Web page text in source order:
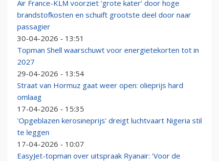
Air France-KLM voorziet ‘grote kater’ door hoge
brandstofkosten en schuift grootste deel door naar
passagier
30-04-2026 - 13:51
Topman Shell waarschuwt voor energietekorten tot in
2027
29-04-2026 - 13:54
Straat van Hormuz gaat weer open: olieprijs hard
omlaag
17-04-2026 - 15:35
'Opgeblazen kerosineprijs' dreigt luchtvaart Nigeria stil
te leggen
17-04-2026 - 10:07
EasyJet-topman over uitspraak Ryanair: 'Voor de